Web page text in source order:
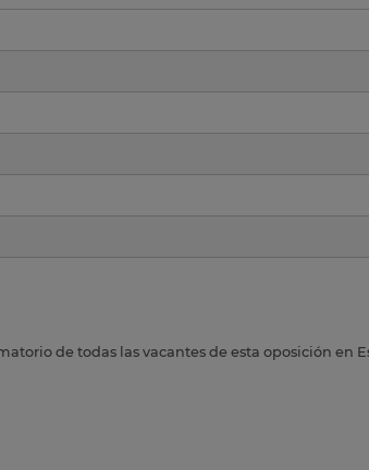
de todas las vacantes de esta oposición en